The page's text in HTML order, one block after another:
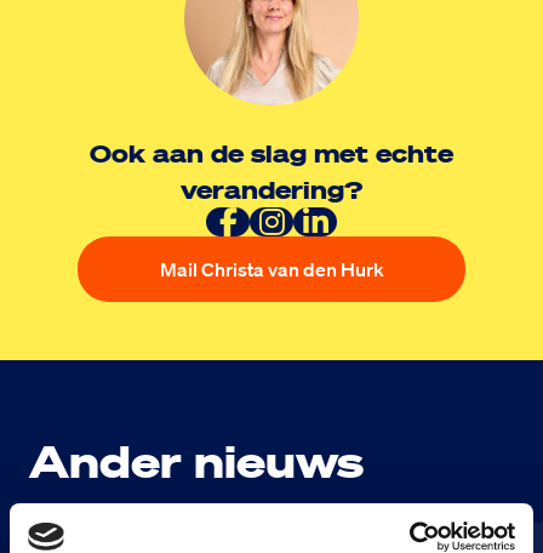
Ook aan de slag met echte
verandering?
Mail Christa van den Hurk
Ander nieuws